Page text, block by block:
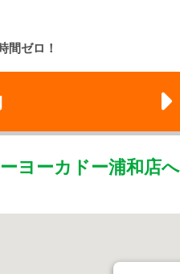
間ゼロ！
ヨーカドー浦和店